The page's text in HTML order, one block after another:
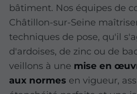
bâtiment. Nos équipes de
Châtillon-sur-Seine
techniques de pose, qu'il
d'ardoises, de zinc ou de
veillons à une mise en
aux normes en vigueur,